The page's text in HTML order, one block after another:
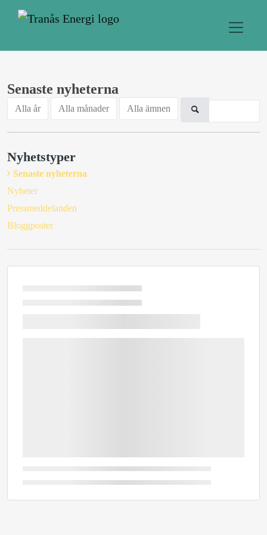
Senaste nyheterna
Alla år Alla månader Alla ämnen
Nyhetstyper
Senaste nyheterna
Nyheter
Pressmeddelanden
Bloggposter